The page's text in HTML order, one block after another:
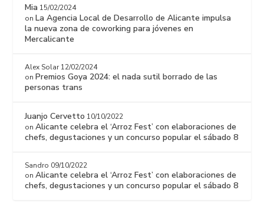
Mia 15/02/2024
on La Agencia Local de Desarrollo de Alicante impulsa
la nueva zona de coworking para jóvenes en
Mercalicante
Alex Solar 12/02/2024
on Premios Goya 2024: el nada sutil borrado de las
personas trans
Juanjo Cervetto 10/10/2022
onAlicante celebra el ‘Arroz Fest’ con elaboraciones de
chefs, degustaciones y un concurso popular el sábado 8
Sandro 09/10/2022
onAlicante celebra el ‘Arroz Fest’ con elaboraciones de
chefs, degustaciones y un concurso popular el sábado 8